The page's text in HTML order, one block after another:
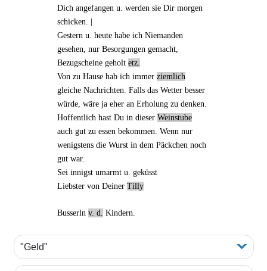
Dich angefangen u. werden sie Dir morgen
schicken. |
Gestern u. heute habe ich Niemanden
gesehen, nur Besorgungen gemacht,
Bezugscheine geholtetz.
Von zu Hause hab ich immerziemlich
gleiche Nachrichten. Falls das Wetter besser
würde, wäre ja eher an Erholung zu denken.
Hoffentlich hast Duin dieserWeinstube
auch gut zu essen bekommen. Wenn nur
wenigstensdie Wurst in dem Päckchen noch
gut war.
Sei innigst umarmt u. geküsst
Liebster von DeinerTilly
Busserln v. d. Kindern.
"Geld"